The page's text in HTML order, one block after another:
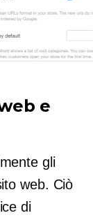
e
gli
web. Ciò
di